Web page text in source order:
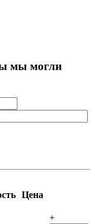
мы могли
Цена
+